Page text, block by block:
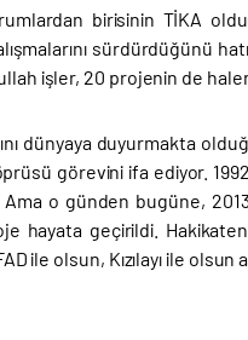
birisinin TİKA
sürdürdüğünü
işler, 20 projenin de
dünyaya duyurmakta
görevini ifa ediyor.
o günden bugüne,
hayata geçirildi.
ile olsun, Kızılayı ile